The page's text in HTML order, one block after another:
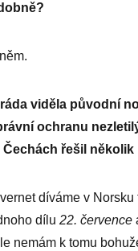
viděla původní
ochranu
řešil
díváme v
dílu 22. července
nemám k tomu